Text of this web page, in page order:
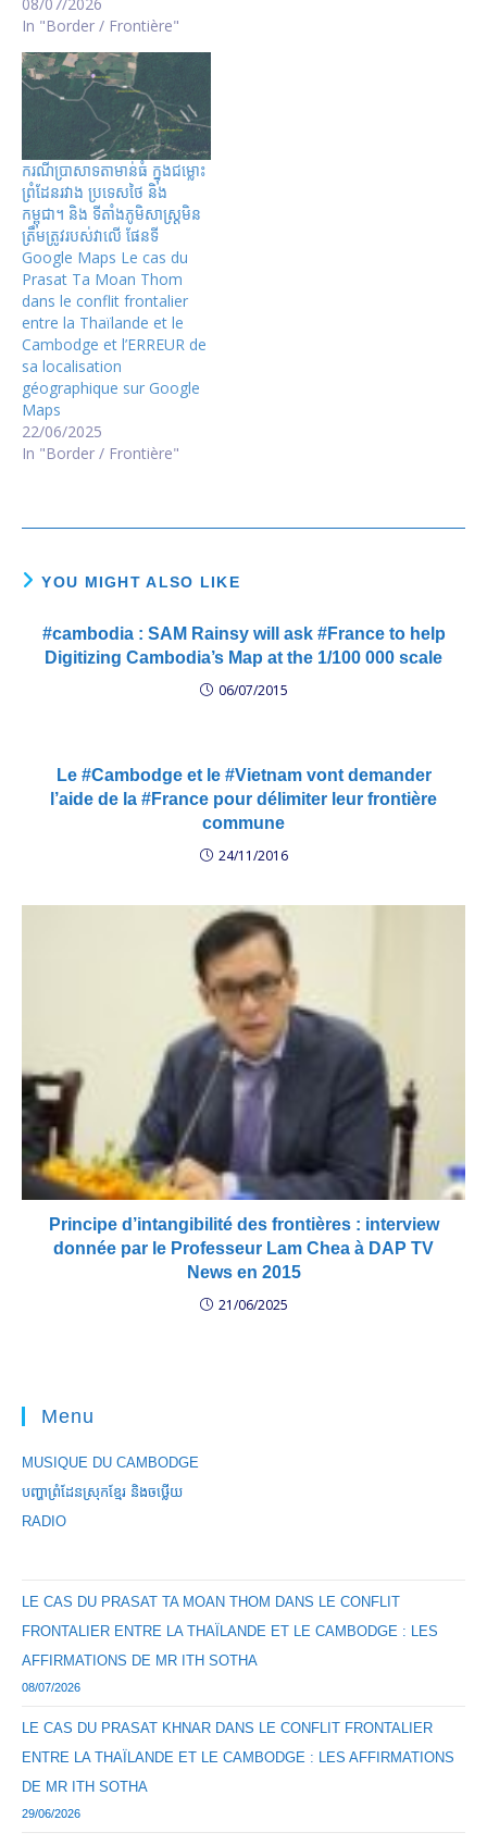
In "Border / Frontière"
ករណីប្រាសាទតាមាន់ធំ ក្នុងជម្លោះ
ព្រំដែនរវាង ប្រទេសថៃ និង
កម្ពុជា។ និង ទីតាំងភូមិសាស្ត្រមិន
ត្រឹមត្រូវរបស់វាលើ ផែនទី
Google Maps Le cas du
Prasat Ta Moan Thom
dans le conflit frontalier
entre la Thaïlande et le
Cambodge et l’ERREUR de
sa localisation
géographique sur Google
Maps
22/06/2025
In "Border / Frontière"
YOU MIGHT ALSO LIKE
#cambodia : SAM Rainsy will ask #France to help
Digitizing Cambodia’s Map at the 1/100 000 scale
06/07/2015
Le #Cambodge et le #Vietnam vont demander
l’aide de la #France pour délimiter leur frontière
commune
24/11/2016
Principe d’intangibilité des frontières : interview
donnée par le Professeur Lam Chea à DAP TV
News en 2015
21/06/2025
Menu
MUSIQUE DU CAMBODGE
បញ្ហាព្រំដែនស្រុកខ្មែរ និងចឞ្លើយ
RADIO
LE CAS DU PRASAT TA MOAN THOM DANS LE CONFLIT
FRONTALIER ENTRE LA THAÏLANDE ET LE CAMBODGE : LES
AFFIRMATIONS DE MR ITH SOTHA
08/07/2026
LE CAS DU PRASAT KHNAR DANS LE CONFLIT FRONTALIER
ENTRE LA THAÏLANDE ET LE CAMBODGE : LES AFFIRMATIONS
DE MR ITH SOTHA
29/06/2026